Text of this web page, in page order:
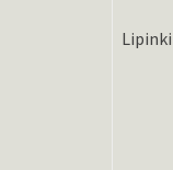
Lipinki